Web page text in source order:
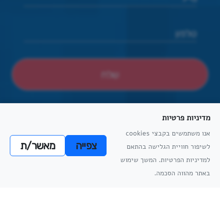
הצהרת נגישות
הסדרי נגישות פיזיים
מדיניות פרטיות
תקנון למניעת הטרדה מינית
מדיניות
מדיניות
הפרטיות
מדיניות פרטיות
אנו משתמשים בקבצי cookies
לשיפור חוויית הגלישה בהתאם
למדיניות הפרטיות. המשך שימוש
באתר מהווה הסכמה.
צפייה מאשר/ת